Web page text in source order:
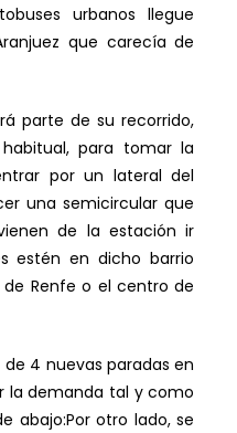
urbanos llegue
que carecía de
parte de su recorrido,
para tomar la
por un lateral del
una semicircular que
de la estación ir
estén en dicho barrio
Renfe o el centro de
4 nuevas paradas en
la demanda tal y como
abajo:Por otro lado, se